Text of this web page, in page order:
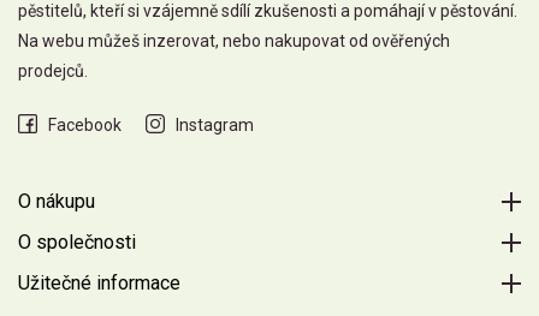
pěstitelů, kteří si vzájemně sdílí zkušenosti a pomáhají v pěstování.
Na webu můžeš inzerovat, nebo nakupovat od ověřených
prodejců.
Facebook Instagram
O nákupu
O společnosti
Užitečné informace